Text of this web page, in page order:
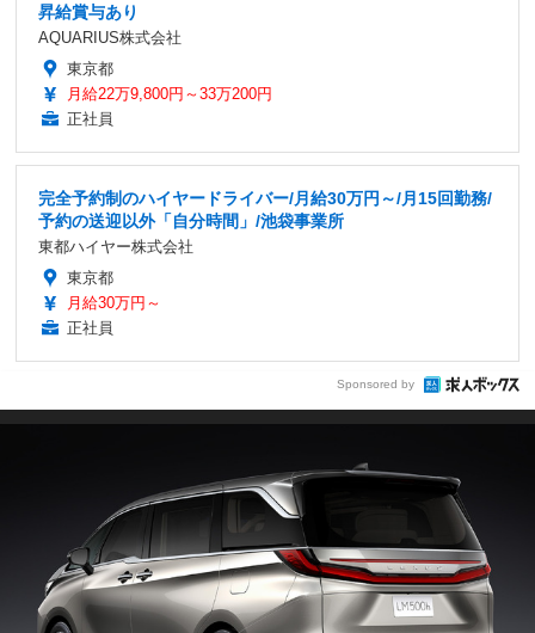
昇給賞与あり
AQUARIUS株式会社
東京都
月給22万9,800円～33万200円
正社員
完全予約制のハイヤードライバー/月給30万円～/月15回勤務/
予約の送迎以外「自分時間」/池袋事業所
東都ハイヤー株式会社
東京都
月給30万円～
正社員
Sponsored by